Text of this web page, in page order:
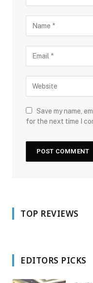
Save my name,
for the next time I
TOP REVIEWS
EDITORS PICKS